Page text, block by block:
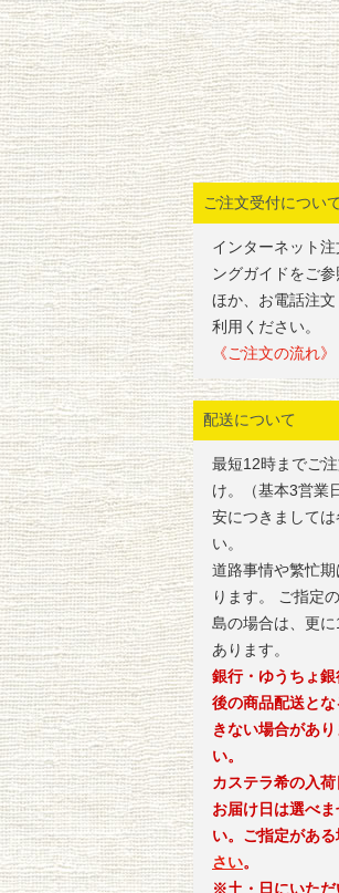
ご注文受付について
インターネット
ングガイドをご
ほか、お電話注
利用ください。
《ご注文の流れ》
配送について
最短12時までご
け。（基本3営業
安につきまして
い。
道路事情や繁忙
ります。 ご指定
島の場合は、更
あります。
銀行・ゆうちょ
後の商品配送と
きない場合があ
い。
カステラ希の入荷
お届け日は選べ
い。ご指定がある
さい。
※土・日にいただ